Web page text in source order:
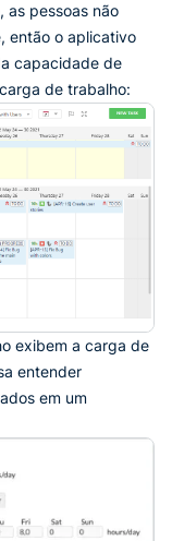
as pessoas não
então o aplicativo
capacidade de
de trabalho:
exibem a carga de
entender
em um